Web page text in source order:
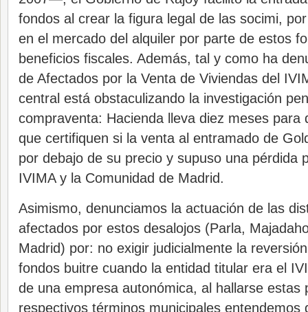
fondos al crear la figura legal de las socimi,
en el mercado del alquiler por parte de estos
beneficios fiscales. Además, tal y como ha
de Afectados por la Venta de Viviendas del
central está obstaculizando la investigación
compraventa: Hacienda lleva diez meses para
que certifiquen si la venta al entramado de
por debajo de su precio y supuso una pérdida
IVIMA y la Comunidad de Madrid.
Asimismo, denunciamos la actuación de las
afectados por estos desalojos (Parla,
Madrid) por: no exigir judicialmente la
fondos buitre cuando la entidad titular era el
de una empresa autonómica, al hallarse estas
respectivos términos municipales entendemos